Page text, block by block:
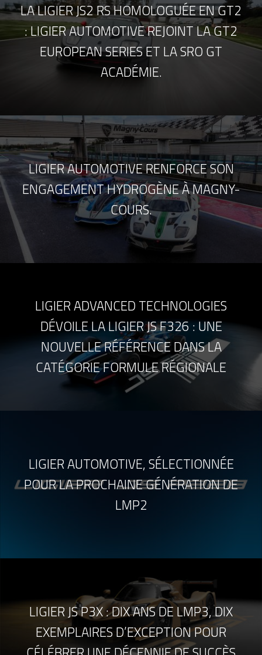
LA LIGIER JS2 RS HOMOLOGUÉE EN GT2
: LIGIER AUTOMOTIVE REJOINT LA GT2
EUROPEAN SERIES ET LA SRO GT
ACADÉMIE.
LIGIER AUTOMOTIVE RENFORCE SON
ENGAGEMENT HYDROGÈNE À MAGNY-
COURS.
LIGIER ADVANCED TECHNOLOGIES
DÉVOILE LA LIGIER JS F326 : UNE
NOUVELLE RÉFÉRENCE DANS LA
CATÉGORIE FORMULE RÉGIONALE
LIGIER AUTOMOTIVE, SÉLECTIONNÉE
POUR LA PROCHAINE GÉNÉRATION DE
LMP2
LIGIER JS P3X : DIX ANS DE LMP3, DIX
EXEMPLAIRES D’EXCEPTION POUR